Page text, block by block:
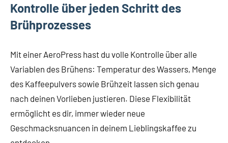
Kontrolle über jeden Schritt des
Brühprozesses
Mit einer AeroPress hast du volle Kontrolle über alle
Variablen des Brühens: Temperatur des Wassers, Menge
des Kaffeepulvers sowie Brühzeit lassen sich genau
nach deinen Vorlieben justieren. Diese Flexibilität
ermöglicht es dir, immer wieder neue
Geschmacksnuancen in deinem Lieblingskaffee zu